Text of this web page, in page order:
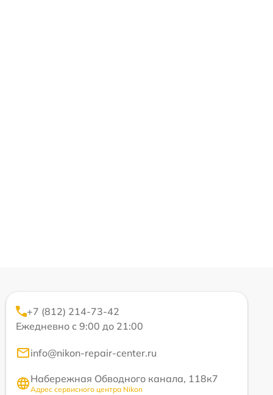
+7 (812) 214-73-42
Ежедневно с 9:00 до 21:00
info@nikon-repair-center.ru
Набережная Обводного канала, 118к7
Адрес сервисного центра Nikon